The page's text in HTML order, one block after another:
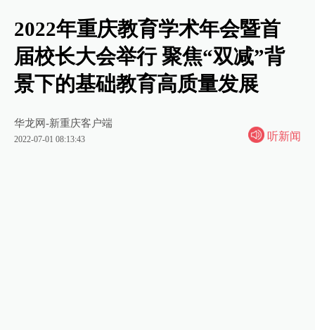
2022年重庆教育学术年会暨首
届校长大会举行 聚焦“双减”背
景下的基础教育高质量发展
华龙网-新重庆客户端
2022-07-01 08:13:43 听新闻